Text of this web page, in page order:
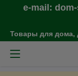
e-mail: dom-
Товары для дома,